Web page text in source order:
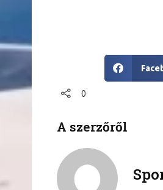
h
o
c
0
A szerzőről